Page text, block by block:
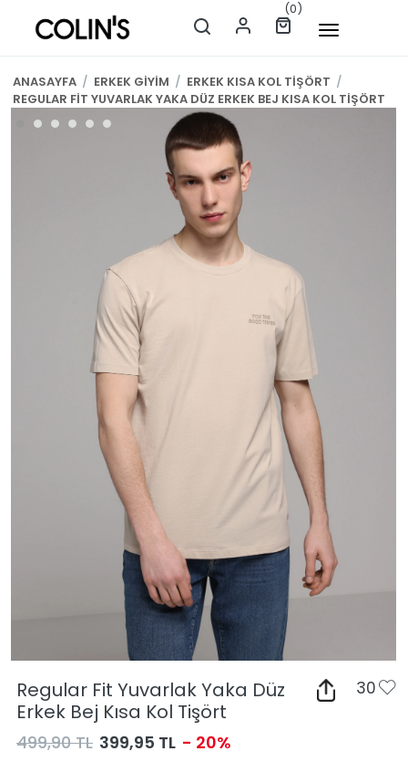
(0)
ANASAYFA / ERKEK GİYİM / ERKEK KISA KOL TİŞÖRT /
REGULAR FİT YUVARLAK YAKA DÜZ ERKEK BEJ KISA KOL TİŞÖRT
Regular Fit Yuvarlak Yaka Düz
Erkek Bej Kısa Kol Tişört
30
499,90 TL 399,95 TL - 20%